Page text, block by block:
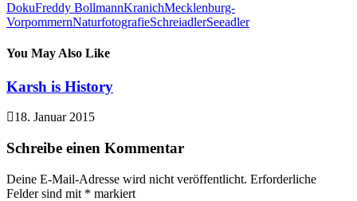
DokuFreddy BollmannKranichMecklenburg-
VorpommernNaturfotografieSchreiadlerSeeadler
You May Also Like
Karsh is History
18. Januar 2015
Schreibe einen Kommentar
Deine E-Mail-Adresse wird nicht veröffentlicht. Erforderliche
Felder sind mit * markiert